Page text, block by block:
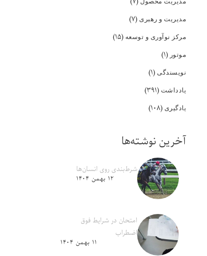
مدیریت و رهبری (۷)
مرکز نوآوری و توسعه (۱۵)
موتور(۱)
نویسندگی (۱)
یادداشت (۳۹۱)
یادگیری (۱۰۸)
آخرین نوشته‌ها
شرط‌بندی روی انسان‌ها
۱۲ بهمن ۱۴۰۴
امتحان در شرایط فوق
اضطراب
۱۱ بهمن ۱۴۰۴